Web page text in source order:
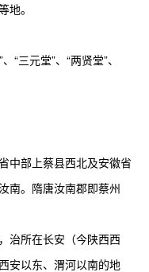
地。
“三元堂”、“两贤堂”、
中部上蔡县西北及安徽省
南。隋唐汝南郡即蔡州
治所在长安（今陕西西
安以东、渭河以南的地